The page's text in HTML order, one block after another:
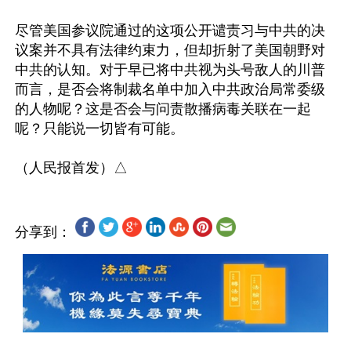
尽管美国参议院通过的这项公开谴责习与中共的决
议案并不具有法律约束力，但却折射了美国朝野对
中共的认知。对于早已将中共视为头号敌人的川普
而言，是否会将制裁名单中加入中共政治局常委级
的人物呢？这是否会与问责散播病毒关联在一起
呢？只能说一切皆有可能。
分享到：